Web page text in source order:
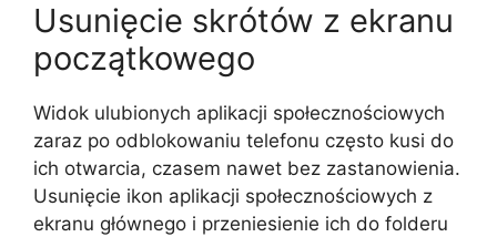
Usunięcie skrótów z ekranu
początkowego
Widok ulubionych aplikacji społecznościowych
zaraz po odblokowaniu telefonu często kusi do
ich otwarcia, czasem nawet bez zastanowienia.
Usunięcie ikon aplikacji społecznościowych z
ekranu głównego i przeniesienie ich do folderu